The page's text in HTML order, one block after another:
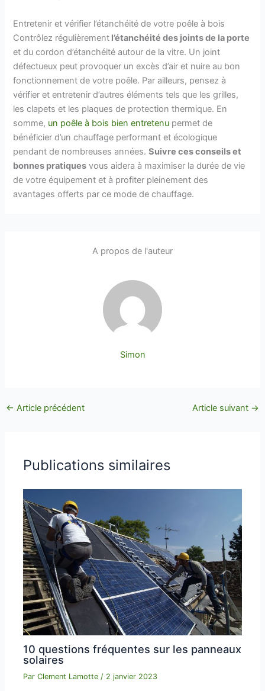
Entretenir et vérifier l’étanchéité de votre poêle à bois
Contrôlez régulièrement l’étanchéité des joints de la porte
et du cordon d’étanchéité autour de la vitre. Un joint
défectueux peut provoquer un excès d’air et nuire au bon
fonctionnement de votre poêle. Par ailleurs, pensez à
vérifier et entretenir d’autres éléments tels que les grilles,
les clapets et les plaques de protection thermique. En
somme, un poêle à bois bien entretenu permet de
bénéficier d’un chauffage performant et écologique
pendant de nombreuses années.Suivre ces conseils et
bonnes pratiques vous aidera à maximiser la durée de vie
de votre équipement et à profiter pleinement des
avantages offerts par ce mode de chauffage.
A propos de l'auteur
Simon
← Article précédent Article suivant →
Publications similaires
10 questions fréquentes sur les panneaux
solaires
ParClement Lamotte / 2 janvier 2023